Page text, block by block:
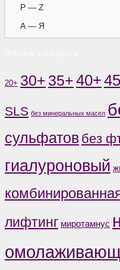
P — Z
А — Я
20+ 30+ 35+40+
SLS без минеральных масел
сульфатов без
гиалуроновый
лифтинг миротамнус